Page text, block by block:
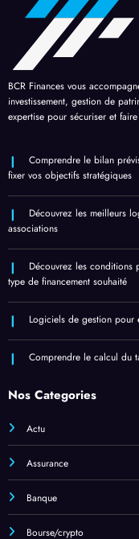
BCR Finances vous
investissement, gestion de
expertise pour sécuriser et
Comprendre le bilan
fixer vos objectifs stratégiques
Découvrez les meilleurs
associations
Découvrez les conditions
type de financement souhaité
Logiciels de gestion pour
Comprendre le calcul du
Nos Categories
Actu
Assurance
Banque
Bourse/crypto